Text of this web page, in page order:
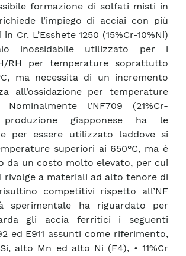
formazione di solfati misti in
l’impiego di acciai con più
Cr. L’Esshete 1250 (15%Cr-10%Ni)
inossidabile utilizzato per i
RH per temperature soprattutto
ma necessita di un incremento
all’ossidazione per temperature
l’NF709 (21%Cr-
giapponese ha le
per essere utilizzato laddove si
superiori ai 650°C, ma è
da un costo molto elevato, per cui
rivolge a materiali ad alto tenore di
competitivi rispetto all’NF
sperimentale ha riguardato per
gli accia ferritici i seguenti
ed E911 assunti come riferimento,
alto Mn ed alto Ni (F4), • 11%Cr